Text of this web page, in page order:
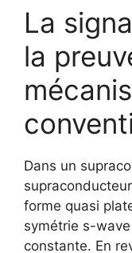
La
la
Dans un
forme quasi
symétrie s-
constante. En